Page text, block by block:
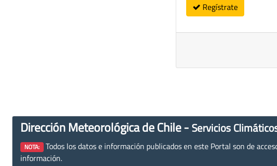
Regístrate
Dirección Meteorológica de Chile - Servicios
NOTA: Todos los datos e información publicados en este Portal son de
información.